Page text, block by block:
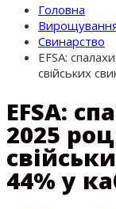
Головна
Свинарство
EFSA:
свійських
EFSA:
2025
44% у